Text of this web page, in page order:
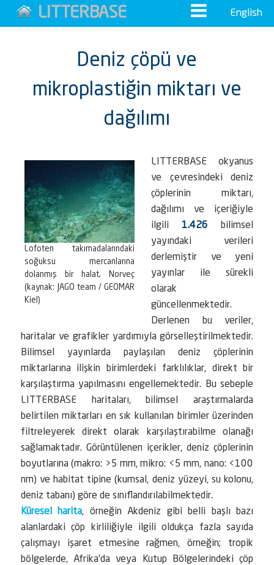
LITTERBASE English
Deniz çöpü ve
mikroplastiğin miktarı ve
dağılımı
Lofoten takımadalarındaki
soğuksu mercanlarına
dolanmış bir halat, Norveç
(kaynak: JAGO team / GEOMAR
Kiel)
LITTERBASE okyanus
ve çevresindeki deniz
çöplerinin miktarı,
dağılımı ve içeriğiyle
ilgili 1.426 bilimsel
yayındaki verileri
derlemiştir ve yeni
yayınlar ile sürekli
olarak
güncellenmektedir.
Derlenen bu veriler,
haritalar ve grafikler yardımıyla görselleştirilmektedir.
Bilimsel yayınlarda paylaşılan deniz çöplerinin
miktarlarına ilişkin birimlerdeki farklılıklar, direkt bir
karşılaştırma yapılmasını engellemektedir. Bu sebeple
LITTERBASE haritaları, bilimsel araştırmalarda
belirtilen miktarları en sık kullanılan birimler üzerinden
filtreleyerek direkt olarak karşılaştırabilme olanağı
sağlamaktadır. Görüntülenen içerikler, deniz çöplerinin
boyutlarına (makro: >5 mm, mikro: <5 mm, nano: <100
nm) ve habitat tipine (kumsal, deniz yüzeyi, su kolonu,
deniz tabanı) göre de sınıflandırılabilmektedir.
Küresel harita, örneğin Akdeniz gibi belli başlı bazı
alanlardaki çöp kirliliğiyle ilgili oldukça fazla sayıda
çalışmayı işaret etmesine rağmen, örneğin; tropik
bölgelerde, Afrika'da veya Kutup Bölgelerindeki çöp